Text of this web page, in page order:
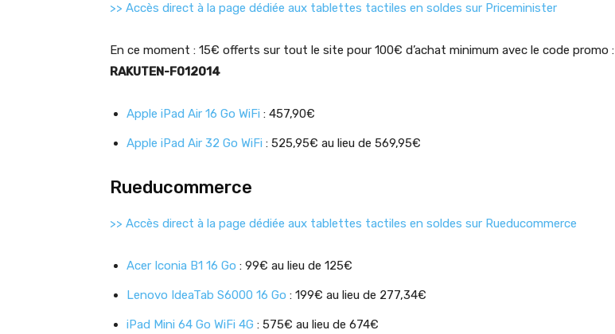
>> Accès direct à la page dédiée aux tablettes tactiles en soldes sur Priceminister
En ce moment : 15€ offerts sur tout le site pour 100€ d’achat minimum avec le code promo :
RAKUTEN-F012014
Apple iPad Air 16 Go WiFi : 457,90€
Apple iPad Air 32 Go WiFi : 525,95€ au lieu de 569,95€
Rueducommerce
>> Accès direct à la page dédiée aux tablettes tactiles en soldes sur Rueducommerce
Acer Iconia B1 16 Go : 99€ au lieu de 125€
Lenovo IdeaTab S6000 16 Go : 199€ au lieu de 277,34€
iPad Mini 64 Go WiFi 4G : 575€ au lieu de 674€